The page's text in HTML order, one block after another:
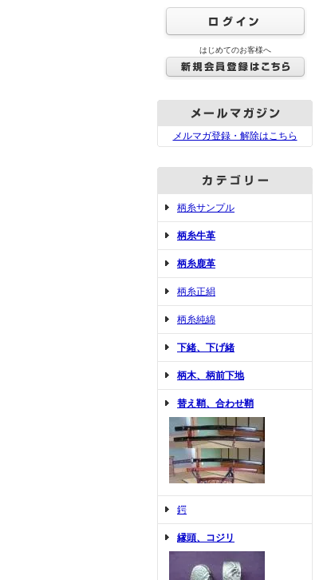
はじめてのお客様へ
メルマガ登録・解除はこちら
柄糸サンプル
柄糸牛革
柄糸鹿革
柄糸正絹
柄糸純綿
下緒、下げ緒
柄木、柄前下地
替え鞘、合わせ鞘
鍔
縁頭、コジリ